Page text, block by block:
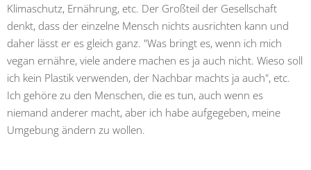
Klimaschutz, Ernährung, etc. Der Großteil der Gesellschaft
denkt, dass der einzelne Mensch nichts ausrichten kann und
daher lässt er es gleich ganz. "Was bringt es, wenn ich mich
vegan ernähre, viele andere machen es ja auch nicht. Wieso soll
ich kein Plastik verwenden, der Nachbar machts ja auch", etc.
Ich gehöre zu den Menschen, die es tun, auch wenn es
niemand anderer macht, aber ich habe aufgegeben, meine
Umgebung ändern zu wollen.